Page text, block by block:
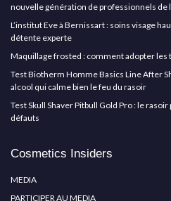
nouvelle génération de professionnels de
L’institut Eve à Bernissart : soins visage
détente experte
Maquillage frosted : comment adopter les
Test Biotherm Homme Basics Line After
alcool qui calme bien le feu du rasoir
Test Skull Shaver Pitbull Gold Pro : le
défauts
Cosmetics Insiders
MEDIA
PARTICIPER AU MEDIA